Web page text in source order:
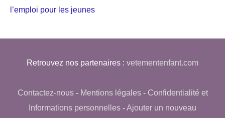
l’emploi pour les jeunes
Retrouvez nos partenaires : vetementenfant.com
Contactez-nous- Mentions légales- Confidentialité et
Informations personnelles -Ajouter un nouveau